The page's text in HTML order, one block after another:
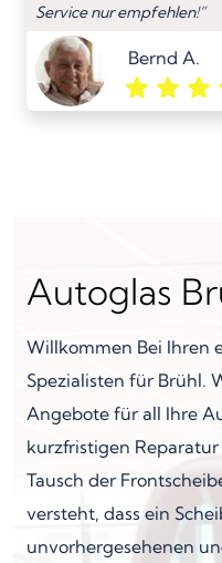
Service nur empfehlen!”
Bernd A.
Autoglas
Willkommen Bei Ihren
Spezialisten für Brühl.
Angebote für all Ihre
kurzfristigen
Tausch der
versteht, dass ein
unvorhergesehenen